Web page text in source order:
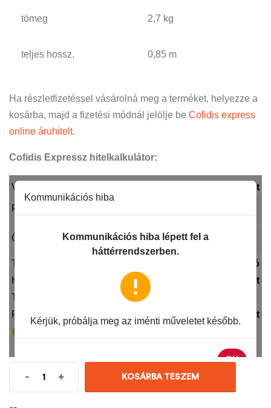
tömeg 2,7 kg
teljes hossz. 0,85 m
Ha részletfizetéssel vásárolná meg a terméket, helyezze a
kosárba, majd a fizetési módnál jelölje be Cofidis express
online áruhitelt.
Cofidis Expressz hitelkalkulátor:
- + KOSÁRBA TESZEM